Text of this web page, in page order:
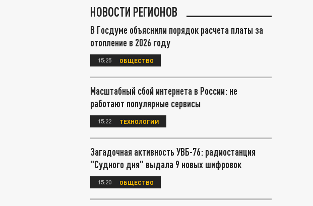
НОВОСТИ РЕГИОНОВ
В Госдуме объяснили порядок расчета платы за
отопление в 2026 году
15:25 ОБЩЕСТВО
Масштабный сбой интернета в России: не
работают популярные сервисы
15:22 ТЕХНОЛОГИИ
Загадочная активность УВБ-76: радиостанция
"Судного дня" выдала 9 новых шифровок
15:20 ОБЩЕСТВО